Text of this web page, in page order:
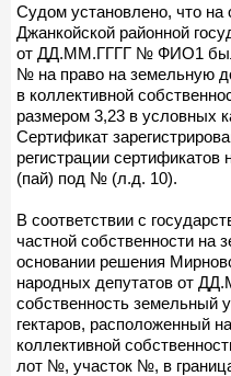
Судом установлено, что на
Джанкойской районной
от ДД.ММ.ГГГГ № ФИО1 был
№ на право на земельную
в коллективной
размером 3,23 в условных
Сертификат
регистрации
(пай) под № (л.д. 10).
В соответствии с
частной собственности
основании решения
народных депутатов от
собственность земельный
гектаров, расположенный
коллективной
лот №, участок №, в